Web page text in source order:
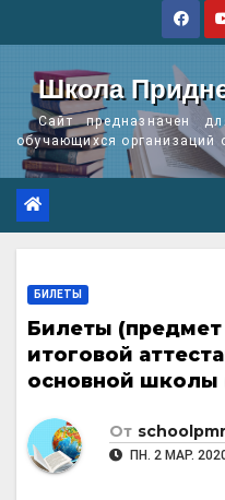
Школа
Сайт предназначен
обучающихся организаций
БИЛЕТЫ
Билеты
итоговой
основной школы
От schoolpmr
ПН. 2 МАР.